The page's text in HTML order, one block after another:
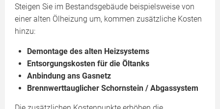
Steigen Sie im Bestandsgebäude beispielsweise von
einer alten Ölheizung um, kommen zusätzliche Kosten
hinzu:
Demontage des alten Heizsystems
Entsorgungskosten für die Öltanks
Anbindung ans Gasnetz
Brennwerttauglicher Schornstein / Abgassystem